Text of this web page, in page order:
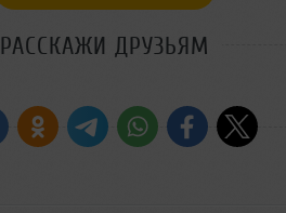
РАССКАЖИ ДРУЗЬЯМ